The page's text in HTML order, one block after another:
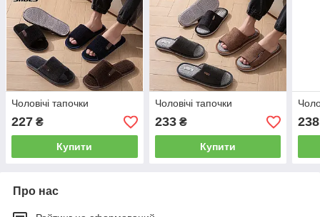
Чоловічі тапочки
227 ₴
Купити
Чоловічі тапочки
233₴
Купити
238
Про нас